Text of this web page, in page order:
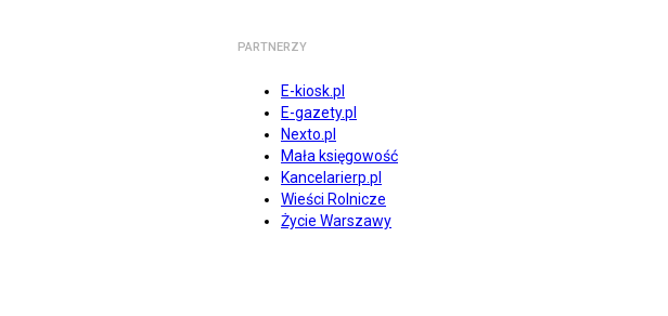
PARTNERZY
E-kiosk.pl
E-gazety.pl
Nexto.pl
Mała księgowość
Kancelarierp.pl
Wieści Rolnicze
Życie Warszawy